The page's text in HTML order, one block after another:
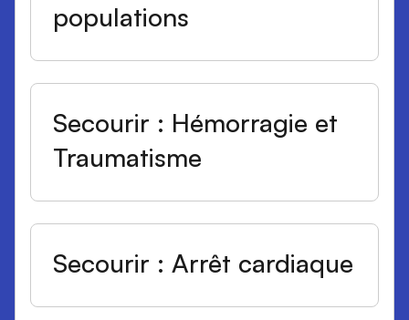
populations
Secourir : Hémorragie et
Traumatisme
Secourir : Arrêt cardiaque